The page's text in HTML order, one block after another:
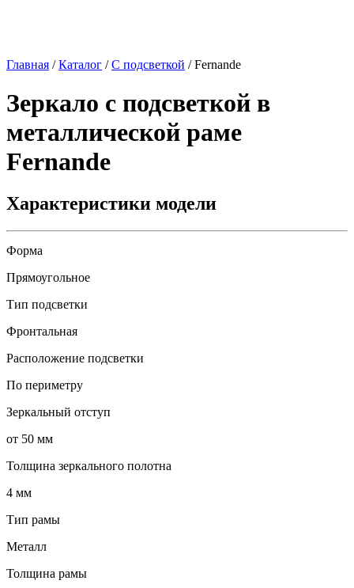
Главная /Каталог /С подсветкой /Fernande
Зеркало с подсветкой в
металлической раме
Fernande
Характеристики модели
Форма
Прямоугольное
Тип подсветки
Фронтальная
Расположение подсветки
По периметру
Зеркальный отступ
от 50 мм
Толщина зеркального полотна
4 мм
Тип рамы
Металл
Толщина рамы